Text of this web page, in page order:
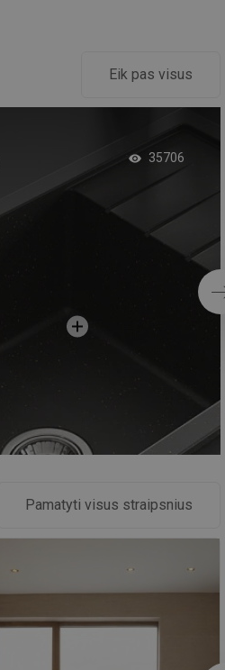
Eik pas visus
35706
Pamatyti visus straipsnius